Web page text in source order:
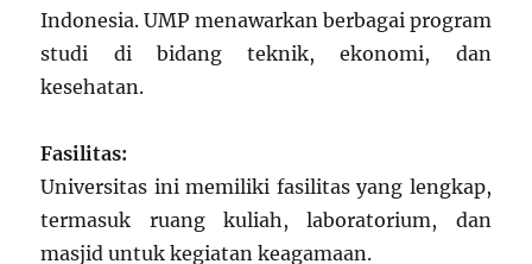
Indonesia. UMP menawarkan berbagai program
studi di bidang teknik, ekonomi, dan
kesehatan.
Fasilitas:
Universitas ini memiliki fasilitas yang lengkap,
termasuk ruang kuliah, laboratorium, dan
masjid untuk kegiatan keagamaan.